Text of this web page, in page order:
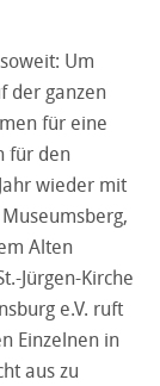
Um
der ganzen
für eine
für den
wieder mit
Alten
Jürgen-Kirche
e.V. ruft
Einzelnen in
aus zu